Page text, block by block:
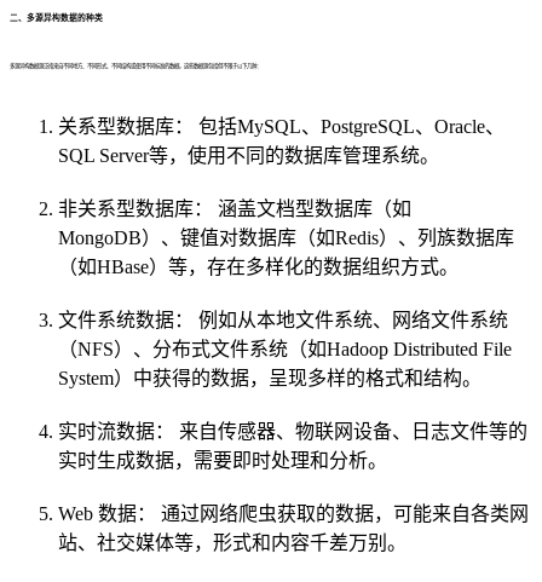
二、多源异构数据的种类
多源异构数据源泛指来自不同地方、不同形式、不同结构或使用不同标准的数据。这些数据源包括但不限于以下几种：
关系型数据库： 包括MySQL、PostgreSQL、Oracle、
SQL Server等，使用不同的数据库管理系统。
非关系型数据库： 涵盖文档型数据库（如
MongoDB）、键值对数据库（如Redis）、列族数据库
（如HBase）等，存在多样化的数据组织方式。
文件系统数据： 例如从本地文件系统、网络文件系统
（NFS）、分布式文件系统（如Hadoop Distributed File
System）中获得的数据，呈现多样的格式和结构。
实时流数据： 来自传感器、物联网设备、日志文件等的
实时生成数据，需要即时处理和分析。
Web 数据： 通过网络爬虫获取的数据，可能来自各类网
站、社交媒体等，形式和内容千差万别。